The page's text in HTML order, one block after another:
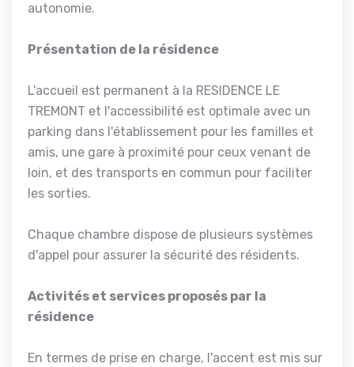
autonomie.
Présentation de la résidence
L'accueil est permanent à la RESIDENCE LE
TREMONT et l'accessibilité est optimale avec un
parking dans l'établissement pour les familles et
amis, une gare à proximité pour ceux venant de
loin, et des transports en commun pour faciliter
les sorties.
Chaque chambre dispose de plusieurs systèmes
d'appel pour assurer la sécurité des résidents.
Activités et services proposés par la
résidence
En termes de prise en charge, l'accent est mis sur